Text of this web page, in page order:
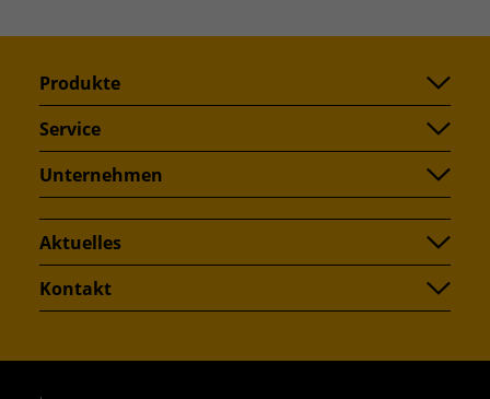
Produkte
Service
Unternehmen
Aktuelles
Kontakt